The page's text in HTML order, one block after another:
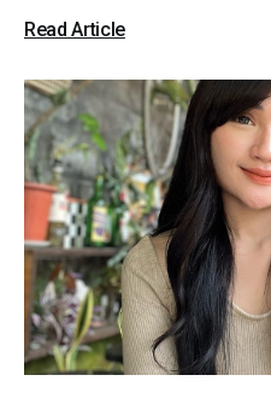
Read Article